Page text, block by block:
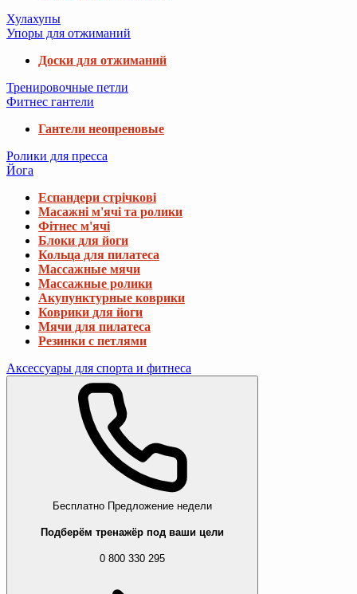
Хулахупы
Упоры для отжиманий
Доски для отжиманий
Тренировочные петли
Фитнес гантели
Гантели неопреновые
Ролики для пресса
Йога
Еспандери стрічкові
Масажні м'ячі та ролики
Фітнес м'ячі
Блоки для йоги
Кольца для пилатеса
Массажные мячи
Массажные ролики
Акупунктурные коврики
Коврики для йоги
Мячи для пилатеса
Резинки с петлями
Аксессуары для спорта и фитнеса
Бесплатно Предложение недели
Подберём тренажёр под ваши цели
0 800 330 295